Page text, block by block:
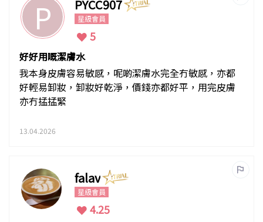
P PYCC907
星級會員
5
好好用嘅潔膚水
我本身皮膚容易敏感，呢啲潔膚水完全冇敏感，亦都
好輕易卸妝，卸妝好乾淨，價錢亦都好平，用完皮膚
亦冇掹掹緊
13.04.2026
falav
星級會員
4.25